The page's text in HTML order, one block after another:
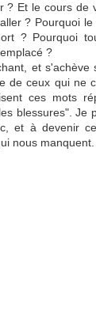
? Et le cours de
? Pourquoi
? Pourquoi
?
et s'achève
de ceux qui ne
ces mots
blessures". Je
et à devenir
nous manquent.